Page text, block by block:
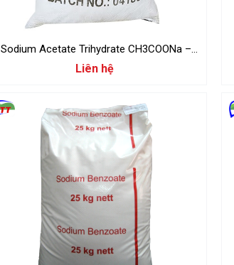
Sodium Acetate Trihydrate CH3COONa –
25kg/Bao
Liên hệ